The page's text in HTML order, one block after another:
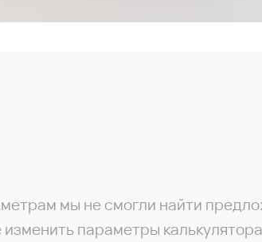
мы не смогли найти
параметры калькулятора